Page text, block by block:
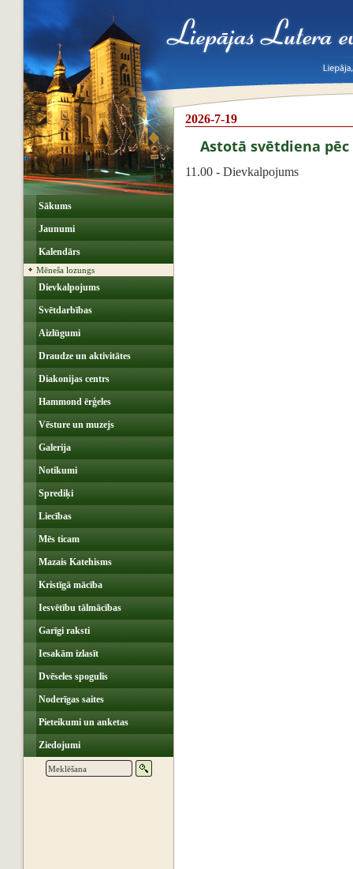
Sākums
Jaunumi
Kalendārs
Mēneša lozungs
Dievkalpojums
Svētdarbības
Aizlūgumi
Draudze un aktivitātes
Diakonijas centrs
Hammond ērģeles
Vēsture un muzejs
Galerija
Notikumi
Sprediķi
Liecības
Mēs ticam
Mazais Katehisms
Kristīgā mācība
Iesvētību tālmācības
Garīgi raksti
Iesakām izlasīt
Dvēseles spogulis
Noderīgas saites
Pieteikumi un anketas
Ziedojumi
2026-7-19
Astotā svētdiena
11.00 - Dievkalpojums